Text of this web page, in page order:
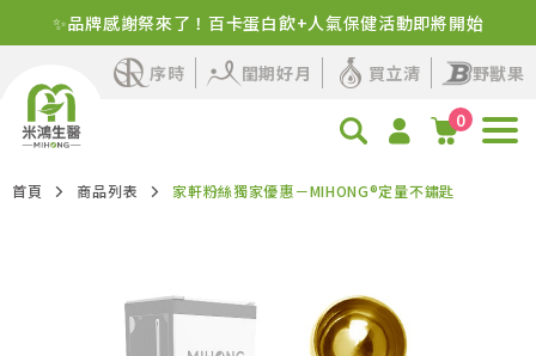
✨品牌感謝祭來了！百卡蛋白飲+人氣保健活動即將開始
序時 閨期好月 買立清
野獸果
0
首頁 商品列表 家軒粉絲獨家優惠－MIHONG®定量不鏽匙